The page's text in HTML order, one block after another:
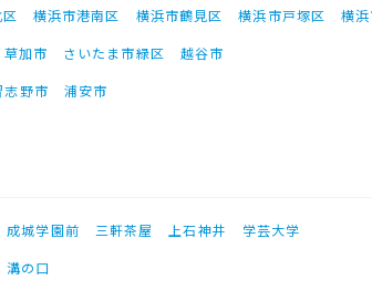
横浜市港南区 横浜市鶴見区 横浜市戸塚区
横
草加市 さいたま市緑区
越谷市
志野市 浦安市
成城学園前 三軒茶屋 上石神井
学芸大学
溝の口